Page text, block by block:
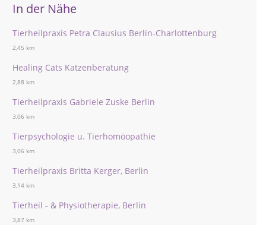
In der Nähe
Tierheilpraxis Petra Clausius Berlin-Charlottenburg
2,45 km
Healing Cats Katzenberatung
2,88 km
Tierheilpraxis Gabriele Zuske Berlin
3,06 km
Tierpsychologie u. Tierhomöopathie
3,06 km
Tierheilpraxis Britta Kerger, Berlin
3,14 km
Tierheil - & Physiotherapie, Berlin
3,87 km